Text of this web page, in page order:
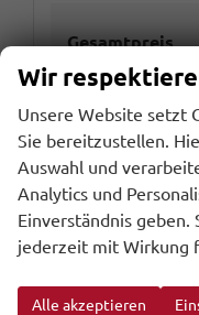
Gesamtpreis
Wir
Unsere Website setzt
Sie bereitzustellen.
Auswahl und
Analytics und
Einverständnis geben.
jederzeit mit Wirkung
Alle akzeptieren